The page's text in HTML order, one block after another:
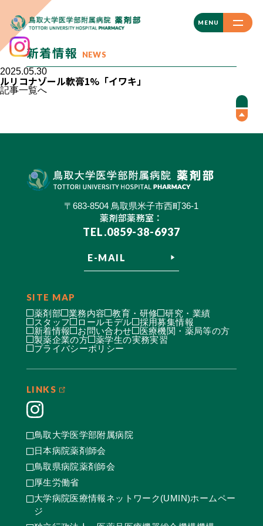
MENU
CLOSE
新着情報 NEWS
2025.05.30
ルリコナゾール軟膏1%「イワキ」
記事一覧へ
〒683-8504 鳥取県米子市西町36-1
薬剤部薬務室：
TEL.0859-38-6937
E-MAIL
SITE MAP
薬剤部 業務内容 教育・研修
研究・業績
スタッフ
ロールモデル
採用募集情報
新着情報
お問い合わせ
医療機関・薬局等の方
製薬企業の方
薬学生の実務実習
プライバシーポリシー
LINKS
鳥取大学医学部附属病院
日本病院薬剤師会
鳥取県病院薬剤師会
厚生労働省
大学病院医療情報ネットワーク(UMIN)ホームペー
ジ